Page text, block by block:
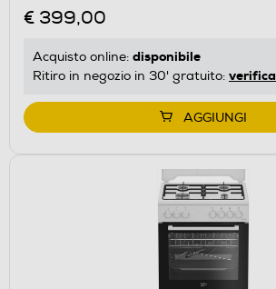
€ 399,00
Acquisto online: disponibile
Ritiro in negozio in 30' gratuito: verifica
AGGIUNGI